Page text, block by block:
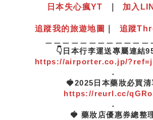
日本失心瘋YT 加入
追蹤我的旅遊地圖
追蹤
👇日本行李運送專屬連結
https://airporter.co.jp/
．
🍓2025日本藥妝必買清
https://reurl.cc/
．
🍓 藥妝店優惠券總整